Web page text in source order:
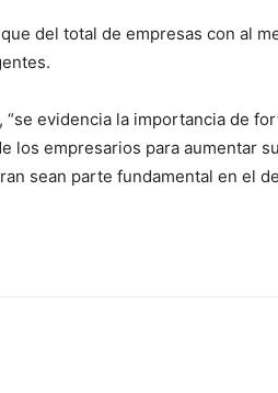
del total de empresas con al
“se evidencia la importancia de
los empresarios para aumentar
sean parte fundamental en el